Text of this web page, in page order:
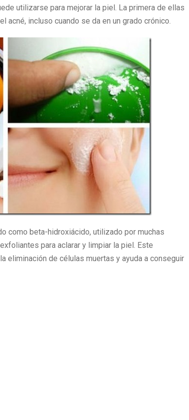
utilizarse para mejorar la piel. La primera de ellas
acné, incluso cuando se da en un grado crónico.
como beta-hidroxiácido, utilizado por muchas
para aclarar y limpiar la piel. Este
eliminación de células muertas y ayuda a conseguir